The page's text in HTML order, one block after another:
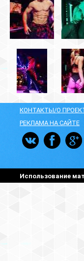
КОНТАКТЫ/О
РЕКЛАМА НА САЙТЕ
Использование